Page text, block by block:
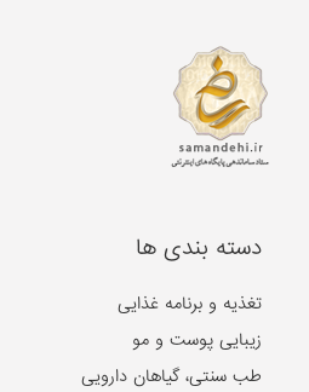
دسته بندی ها
تغذیه و برنامه غذایی
زیبایی پوست و مو
طب سنتی، گیاهان دارویی